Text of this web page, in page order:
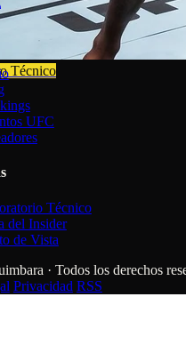
Técnico
UFC
Técnico
del Insider
de Vista
· Todos los derechos
Privacidad RSS